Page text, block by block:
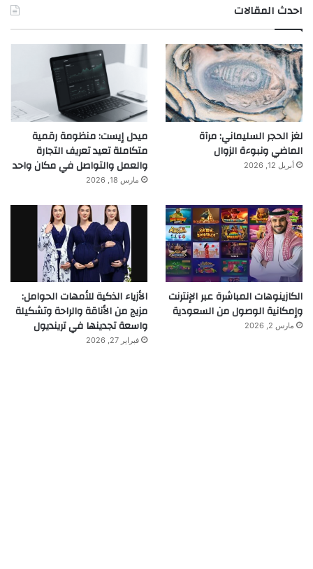
احدث المقالات
لغز الحجر السليماني: مرآة
الماضي ونبوءة الزوال
أبريل 12, 2026
ميدل إيست: منظومة رقمية
متكاملة تعيد تعريف التجارة
والعمل والتواصل في مكان واحد
مارس 18, 2026
الكازينوهات المباشرة عبر الإنترنت
وإمكانية الوصول من السعودية
مارس 2, 2026
الأزياء الذكية للأمهات الحوامل:
مزيج من الأناقة والراحة وتشكيلة
واسعة تجدينها في ترينديول
فبراير 27, 2026